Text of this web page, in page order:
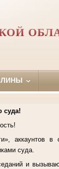
суда!
аккаунтов в
суда.
и